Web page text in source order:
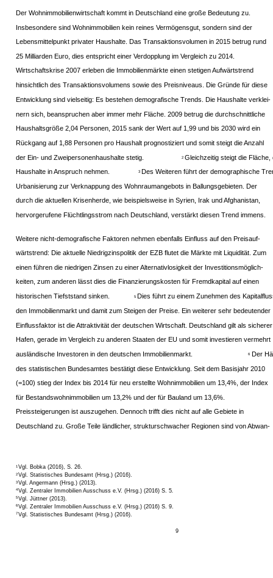
9
Der Wohnimmobilienwirtschaft kommt in Deutschland eine große Bedeutung zu.
Insbesondere sind Wohnimmobilien kein reines Vermögensgut, sondern sind der
Lebensmittelpunkt privater Haushalte. Das Transaktionsvolumen in 2015 betrug rund
25 Milliarden Euro, dies entspricht einer Verdopplung im Vergleich zu 2014.
Wirtschaftskrise 2007 erleben die Immobilienmärkte einen stetigen Aufwärtstrend
hinsichtlich des Transaktionsvolumens sowie des Preisniveaus. Die Gründe für diese
Entwicklung sind vielseitig: Es bestehen demografische Trends. Die Haushalte verklei-
nern sich, beanspruchen aber immer mehr Fläche. 2009 betrug die durchschnittliche
Haushaltsgröße 2,04 Personen, 2015 sank der Wert auf 1,99 und bis 2030 wird ein
Rückgang auf 1,88 Personen pro Haushalt prognostiziert und somit steigt die Anzahl
der Ein- und Zweipersonenhaushalte stetig. 2 Gleichzeitig steigt die Fläche,
Haushalte in Anspruch nehmen.
3 Des Weiteren führt der demographische
Urbanisierung zur Verknappung des Wohnraumangebots in Ballungsgebieten. Der
durch die aktuellen Krisenherde, wie beispielsweise in Syrien, Irak und Afghanistan,
hervorgerufene Flüchtlingsstrom nach Deutschland, verstärkt diesen Trend immens.
Weitere nicht-demografische Faktoren nehmen ebenfalls Einfluss auf den Preisauf-
wärtstrend: Die aktuelle Niedrigzinspolitik der EZB flutet die Märkte mit Liquidität. Zum
einen führen die niedrigen Zinsen zu einer Alternativlosigkeit der Investitionsmöglich-
keiten, zum anderen lässt dies die Finanzierungskosten für Fremdkapital auf einen
historischen Tiefststand sinken. 5
Dies führt zu einem Zunehmen des
den Immobilienmarkt und damit zum Steigen der Preise. Ein weiterer sehr bedeutender
Einflussfaktor ist die Attraktivität der deutschen Wirtschaft. Deutschland gilt als sicherer
Hafen, gerade im Vergleich zu anderen Staaten der EU und somit investieren vermehrt
ausländische Investoren in den deutschen Immobilienmarkt. 6 Der
des statistischen Bundesamtes bestätigt diese Entwicklung. Seit dem Basisjahr 2010
(=100) stieg der Index bis 2014 für neu erstellte Wohnimmobilien um 13,4%, der Index
für Bestandswohnimmobilien um 13,2% und der für Bauland um 13,6%.
Preissteigerungen ist auszugehen. Dennoch trifft dies nicht auf alle Gebiete in
Deutschland zu. Große Teile ländlicher, strukturschwacher Regionen sind von Abwan-
1 Vgl. Bobka (2016), S. 26.
2Vgl. Statistisches Bundesamt (Hrsg.) (2016).
3Vgl. Angermann (Hrsg.) (2013).
4Vgl. Zentraler Immobilien Ausschuss e.V. (Hrsg.) (2016) S. 5
5Vgl. Jüttner (2013).
6Vgl. Zentraler Immobilien Ausschuss e.V. (Hrsg.) (2016) S. 9.
7Vgl. Statistisches Bundesamt (Hrsg.) (2016).